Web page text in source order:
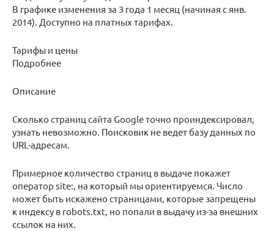
В графике изменения за 3 года 1 месяц (начиная с янв.
2014). Доступно на платных тарифах.
Тарифы и цены
Подробнее
Описание
Сколько страниц сайта Google точно проиндексировал,
узнать невозможно. Поисковик не ведет базу данных по
URL-адресам.
Примерное количество страниц в выдаче покажет
оператор site:, на который мы ориентируемся. Число
может быть искажено страницами, которые запрещены
к индексу в robots.txt, но попали в выдачу из-за внешних
ссылок на них.